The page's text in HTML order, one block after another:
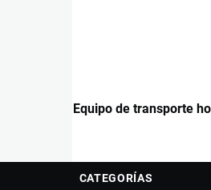
Equipo de transporte
CATEGORÍAS